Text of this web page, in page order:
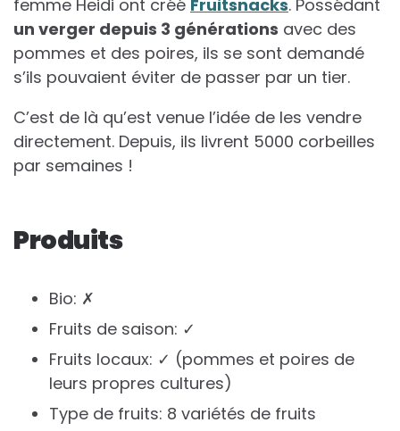
femme Heidi ont créé Fruitsnacks. Possédant
un verger depuis 3 générations avec des
pommes et des poires, ils se sont demandé
s’ils pouvaient éviter de passer par un tier.
C’est de là qu’est venue l’idée de les vendre
directement. Depuis, ils livrent 5000 corbeilles
par semaines !
Produits
Bio: ✗
Fruits de saison: ✓
Fruits locaux: ✓ (pommes et poires de
leurs propres cultures)
Type de fruits: 8 variétés de fruits